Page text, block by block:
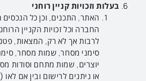
בעלות וזכויות קניין רוחני
האתר, התכנים, וכן כל הנכסים
החברה וכל זכויות הקניין
לרבות אך לא רק, המצאות,
סימני מסחר, שמות מסחר,
יוצרים, שמות מתחם וסודות
או ניתנים לרישום ובין אם